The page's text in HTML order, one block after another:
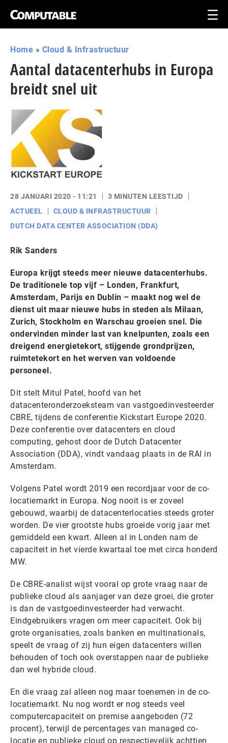
Home » Cloud & Infrastructuur
Aantal datacenterhubs in Europa
breidt snel uit
28 JANUARI 2020 - 11:21
3 MINUTEN LEESTIJD
ACTUEEL
CLOUD & INFRASTRUCTUUR
DUTCH DATA CENTER ASSOCIATION (DDA)
Rik Sanders
Europa krijgt steeds meer nieuwe datacenterhubs.
De traditionele top vijf – Londen, Frankfurt,
Amsterdam, Parijs en Dublin – maakt nog wel de
dienst uit maar nieuwe hubs in steden als Milaan,
Zurich, Stockholm en Warschau groeien snel. Die
ondervinden minder last van knelpunten, zoals een
dreigend energietekort, stijgende grondprijzen,
ruimtetekort en het werven van voldoende
personeel.
Dit stelt Mitul Patel, hoofd van het
datacenteronderzoeksteam van vastgoedinvesteerder
CBRE, tijdens de conferentie Kickstart Europe 2020.
Deze conferentie over datacenters en cloud
computing, gehost door de Dutch Datacenter
Association (DDA), vindt vandaag plaats in de RAI in
Amsterdam.
Volgens Patel wordt 2019 een recordjaar voor de co-
locatiemarkt in Europa. Nog nooit is er zoveel
gebouwd, waarbij de datacenterlocaties steeds groter
worden. De vier grootste hubs groeide vorig jaar met
gemiddeld een kwart. Alleen al in Londen nam de
capaciteit in het vierde kwartaal toe met circa honderd
MW.
De CBRE-analist wijst vooral op grote vraag naar de
publieke cloud als aanjager van deze groei, die groter
is dan de vastgoedinvesteerder had verwacht.
Eindgebruikers vragen om meer capaciteit. Ook bij
grote organisaties, zoals banken en multinationals,
speelt de vraag of zij hun eigen datacenters willen
behouden of toch ook overstappen naar de publieke
dan wel hybride cloud.
En die vraag zal alleen nog maar toenemen in de co-
locatiemarkt. Nu nog wordt er nog steeds veel
computercapaciteit on premise aangeboden (72
procent), terwijl de percentages van managed co-
locatie en publieke cloud op respectievelijk achttien